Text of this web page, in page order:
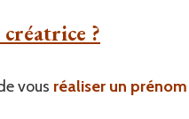
?
vous réaliser un